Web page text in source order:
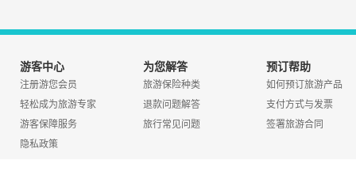
游客中心
注册游您会员
轻松成为旅游专家
游客保障服务
隐私政策
为您解答
旅游保险种类
退款问题解答
旅行常见问题
预订帮助
如何预订旅游产品
支付方式与发票
签署旅游合同